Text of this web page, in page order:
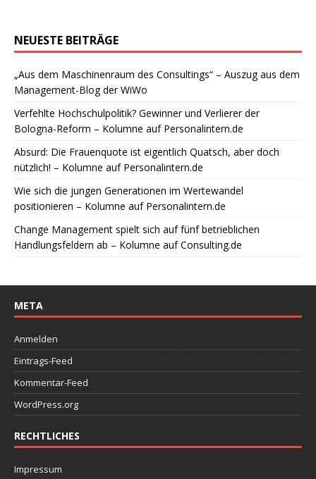
NEUESTE BEITRÄGE
„Aus dem Maschinenraum des Consultings“ – Auszug aus dem
Management-Blog der WiWo
Verfehlte Hochschulpolitik? Gewinner und Verlierer der
Bologna-Reform – Kolumne auf Personalintern.de
Absurd: Die Frauenquote ist eigentlich Quatsch, aber doch
nützlich! – Kolumne auf Personalintern.de
Wie sich die jungen Generationen im Wertewandel
positionieren – Kolumne auf Personalintern.de
Change Management spielt sich auf fünf betrieblichen
Handlungsfeldern ab – Kolumne auf Consulting.de
META
Anmelden
Eintrags-Feed
Kommentar-Feed
WordPress.org
RECHTLICHES
Impressum